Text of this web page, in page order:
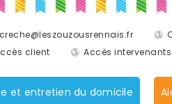
client Accès intervenants
et entretien du domicile